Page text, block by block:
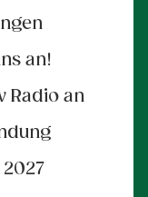
an!
Radio an
2027